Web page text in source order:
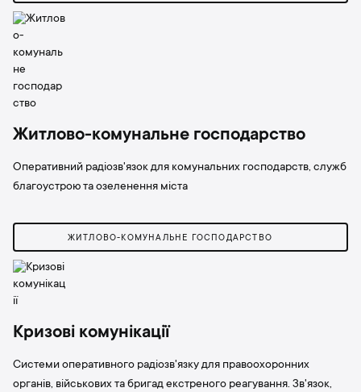
Житлово-комунальне господарство
Оперативний радіозв'язок для комунальних господарств, служб
благоустрою та озеленення міста
ЖИТЛОВО-КОМУНАЛЬНЕ ГОСПОДАРСТВО
Кризові комунікації
Системи оперативного радіозв'язку для правоохоронних
органів, військових та бригад екстреного реагування. Зв'язок,